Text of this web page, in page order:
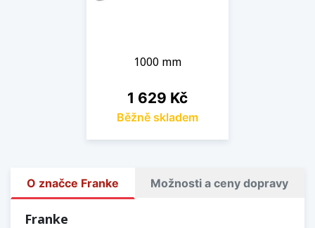
1000 mm
Cena
1 629 Kč
Běžně skladem
O značce Franke Možnosti a ceny dopravy
Franke